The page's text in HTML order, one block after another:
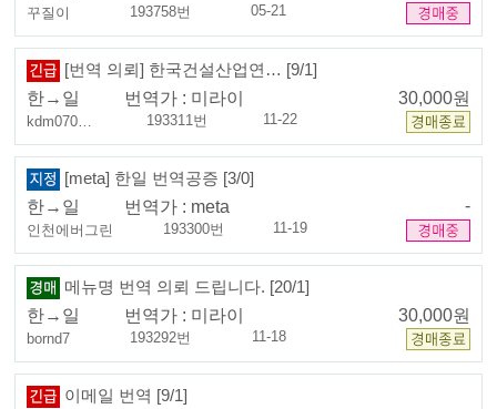
꾸질이 193758번 05-21
[번역 의뢰] 한국건설산업연… [9/1]
한→일
번역가 : 미라이 30,000원
kdm070… 193311번 11-22
[meta] 한일 번역공증 [3/0]
한→일
번역가 : meta -
인천에버그린 193300번 11-19
메뉴명 번역 의뢰 드립니다. [20/1]
한→일
번역가 : 미라이 30,000원
bornd7 193292번 11-18
이메일 번역 [9/1]